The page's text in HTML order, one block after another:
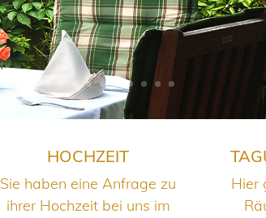
HOCHZEIT
Sie haben eine Anfrage zu
ihrer Hochzeit bei uns im
Hier